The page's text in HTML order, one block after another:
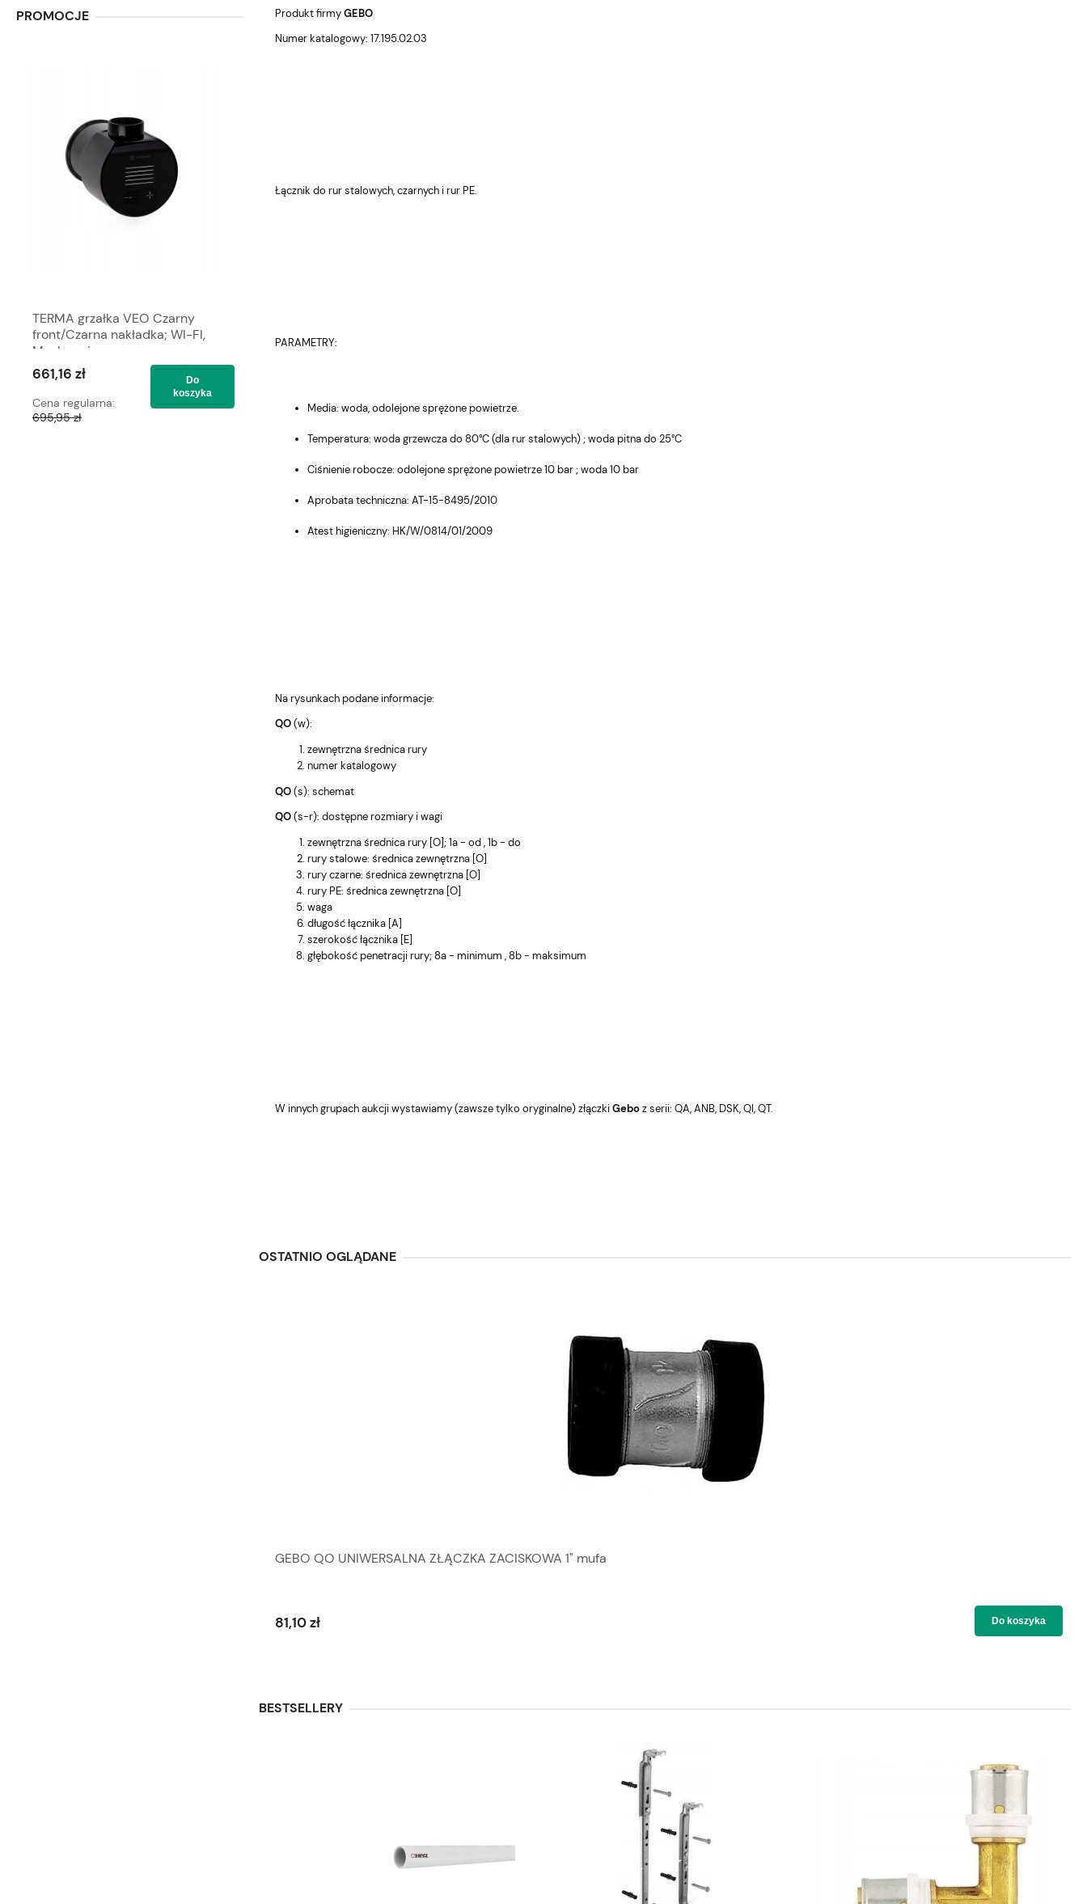
PROMOCJE
TERMA grzałka VEO Czarny
front/Czarna nakładka; WI-FI,
Maskownica
661,16 zł
Cena regularna:
695,95 zł
Do
koszyka
front/Czarna nakładka WI-FI
kabel spiralny wtyczka
Cena regularna:
Cena regularna:
Produkt firmyGEBO
Numer katalogowy: 17.195.02.03
Łącznik do rur stalowych, czarnych i rur PE.
PARAMETRY:
Media: woda, odolejone sprężone powietrze.
Temperatura: woda grzewcza do 80°C (dla rur stalowych) ; woda pitna do 25°C
Ciśnienie robocze: odolejone sprężone powietrze 10 bar ; woda 10 bar
Aprobata techniczna: AT-15-8495/2010
Atest higieniczny: HK/W/0814/01/2009
Na rysunkach podane informacje:
QO(w):
zewnętrzna średnica rury
numer katalogowy
QO(s): schemat
QO(s-r): dostępne rozmiary i wagi
zewnętrzna średnica rury [O]; 1a - od , 1b - do
rury stalowe: średnica zewnętrzna [O]
rury czarne: średnica zewnętrzna [O]
rury PE: średnica zewnętrzna [O]
waga
długość łącznika [A]
szerokość łącznika [E]
głębokość penetracji rury; 8a - minimum , 8b - maksimum
W innych grupach aukcji wystawiamy (zawsze tylko oryginalne) złączkiGeboz serii: QA, ANB, DSK, QI, QT.
OSTATNIO OGLĄDANE
GEBO QO UNIWERSALNA ZŁĄCZKA ZACISKOWA 1" mufa
81,10 zł Do koszyka
BESTSELLERY